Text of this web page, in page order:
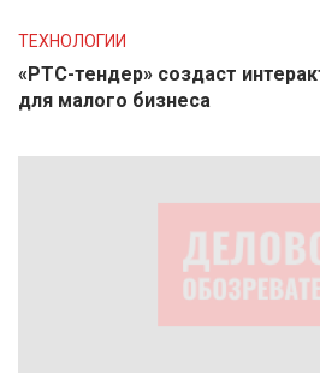
ТЕХНОЛОГИИ
«РТС-тендер» создаст
для малого бизнеса